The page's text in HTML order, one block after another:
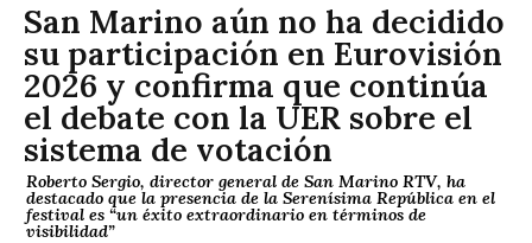
San Marino aún no ha decidido
su participación en Eurovisión
2026 y confirma que continúa
el debate con la UER sobre el
sistema de votación
Roberto Sergio, director general de San Marino RTV, ha
destacado que la presencia de la Serenísima República en el
festival es “un éxito extraordinario en términos de
visibilidad”